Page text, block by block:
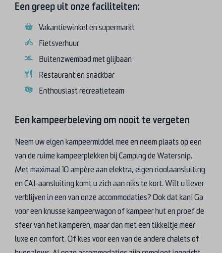
Een greep uit onze faciliteiten:
Vakantiewinkel en supermarkt
Fietsverhuur
Buitenzwembad met glijbaan
Restaurant en snackbar
Enthousiast recreatieteam
Een kampeerbeleving om nooit te vergeten
Neem uw eigen kampeermiddel mee en neem plaats op een
van de ruime kampeerplekken bij Camping de Watersnip.
Met maximaal 10 ampère aan elektra, eigen rioolaansluiting
en CAI-aansluiting komt u zich aan niks te kort. Wilt u liever
verblijven in een van onze accommodaties? Ook dat kan! Ga
voor een knusse kampeerwagon of kampeer hut en proef de
sfeer van het kamperen, maar dan met een tikkeltje meer
luxe en comfort. Of kies voor een van de andere chalets of